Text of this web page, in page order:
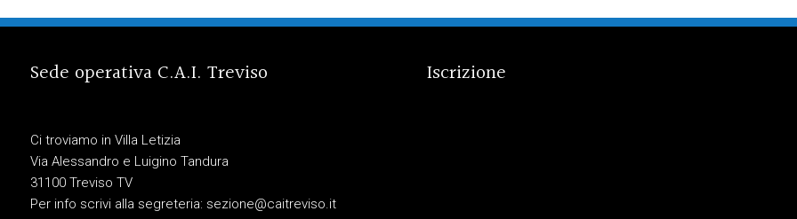
Sede operativa C.A.I. Treviso
Ci troviamo in Villa Letizia
Via Alessandro e Luigino Tandura
31100 Treviso TV
Per info scrivi alla segreteria: sezione@caitreviso.it
Iscrizione